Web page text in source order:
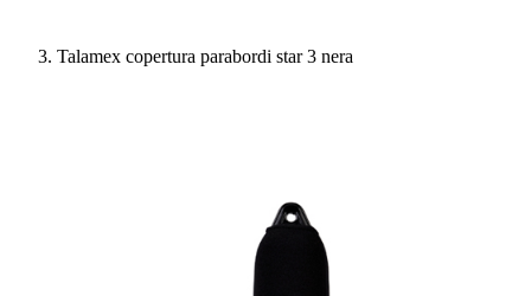
Talamex copertura parabordi star 3 nera